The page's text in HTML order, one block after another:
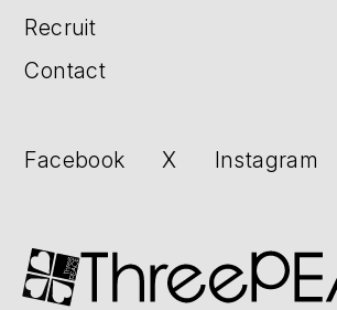
Recruit
Contact
Facebook X Instagram